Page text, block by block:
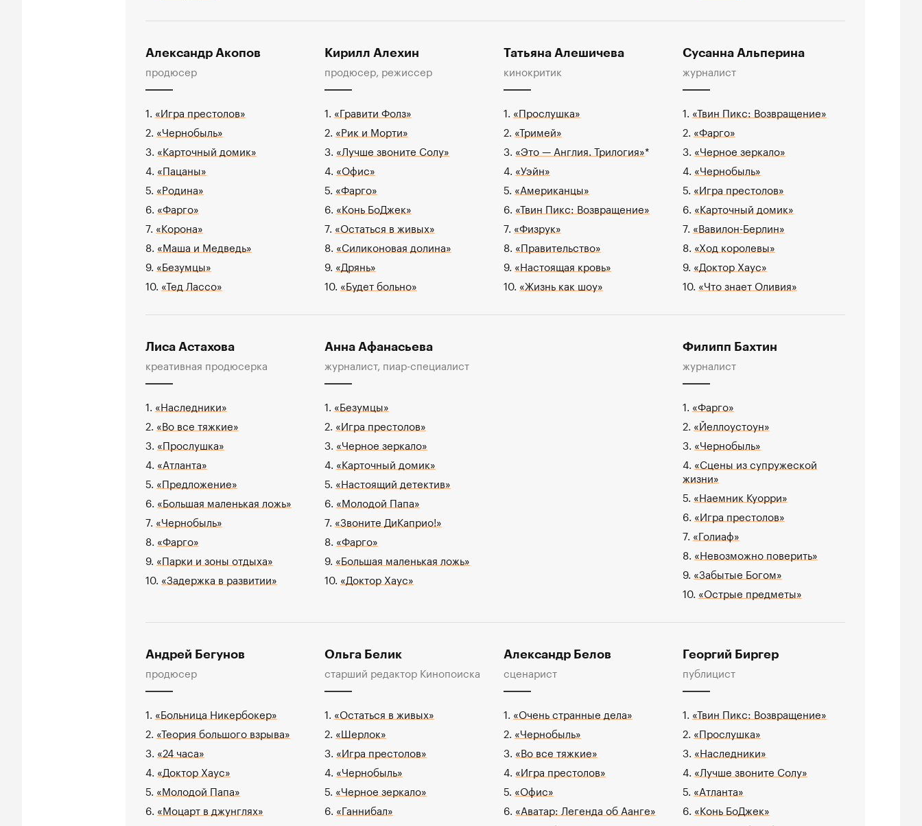
Александр Акопов
продюсер
1. «Игра престолов»
2. «Чернобыль»
3. «Карточный домик»
4. «Пацаны»
5. «Родина»
6. «Фарго»
7. «Корона»
8. «Маша и Медведь»
9. «Безумцы»
10. «Тед Лассо»
Кирилл Алехин
продюсер, режиссер
1. «Гравити Фолз»
2. «Рик и Морти»
3. «Лучше звоните Солу»
4. «Офис»
5. «Фарго»
6. «Конь БоДжек»
7. «Остаться в живых»
8. «Силиконовая долина»
9. «Дрянь»
10. «Будет больно»
Татьяна Алешичева
кинокритик
1. «Прослушка»
2. «Тримей»
3. «Это — Англия. Трилогия»*
4. «Уэйн»
5. «Американцы»
6. «Твин Пикс: Возвращение»
7. «Физрук»
8. «Правительство»
9. «Настоящая кровь»
10. «Жизнь как шоу»
Сусанна Альперина
журналист
1. «Твин Пикс: Возвращение»
2. «Фарго»
3. «Черное зеркало»
4. «Чернобыль»
5. «Игра престолов»
6. «Карточный домик»
7. «Вавилон-Берлин»
8. «Ход королевы»
9. «Доктор Хаус»
10. «Что знает Оливия»
Лиса Астахова
креативная продюсерка
1. «Наследники»
2. «Во все тяжкие»
3. «Прослушка»
4. «Атланта»
5. «Предложение»
6. «Большая маленькая ложь»
7. «Чернобыль»
8. «Фарго»
9. «Парки и зоны отдыха»
10. «Задержка в развитии»
Анна Афанасьева
журналист, пиар-специалист
1. «Безумцы»
2. «Игра престолов»
3. «Черное зеркало»
4. «Карточный домик»
5. «Настоящий детектив»
6. «Молодой Папа»
7. «Звоните ДиКаприо!»
8. «Фарго»
9. «Большая маленькая ложь»
10. «Доктор Хаус»
Филипп Бахтин
журналист
1. «Фарго»
2. «Йеллоустоун»
3. «Чернобыль»
4. «Сцены из супружеской
жизни»
5. «Наемник Куорри»
6. «Игра престолов»
7. «Голиаф»
8. «Невозможно поверить»
9. «Забытые Богом»
10. «Острые предметы»
Андрей Бегунов
продюсер
1. «Больница Никербокер»
2. «Теория большого взрыва»
3. «24 часа»
4. «Доктор Хаус»
5. «Молодой Папа»
6. «Моцарт в джунглях»
Ольга Белик
старший редактор Кинопоиска
1. «Остаться в живых»
2. «Шерлок»
3. «Игра престолов»
4. «Чернобыль»
5. «Черное зеркало»
6. «Ганнибал»
Александр Белов
сценарист
1. «Очень странные дела»
2. «Чернобыль»
3. «Во все тяжкие»
4. «Игра престолов»
5. «Офис»
6. «Аватар: Легенда об Аанге»
Георгий Биргер
публицист
1. «Твин Пикс: Возвращение»
2. «Прослушка»
3. «Наследники»
4. «Лучше звоните Солу»
5. «Атланта»
6. «Конь БоДжек»